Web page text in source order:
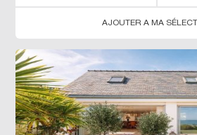
AJOUTER A MA